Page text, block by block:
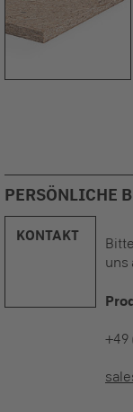
PERSÖNLICHE
KONTAKT
uns
+49